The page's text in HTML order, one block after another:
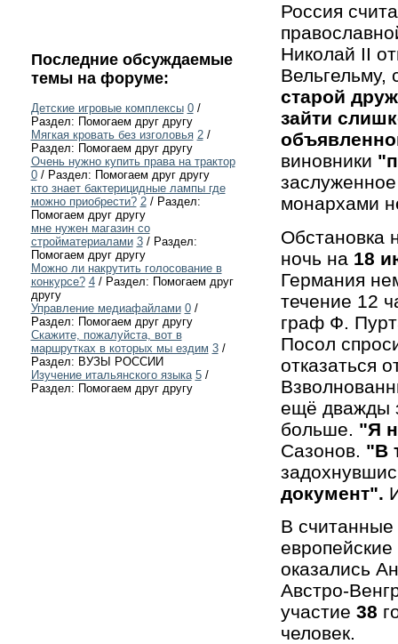
Последние обсуждаемые
темы на форуме:
Детские игровые комплексы 0/
Раздел: Помогаем друг другу
Мягкая кровать без изголовья 2/
Раздел: Помогаем друг другу
Очень нужно купить права на трактор
0/ Раздел: Помогаем друг другу
кто знает бактерицидные лампы где
можно приобрести? 2/ Раздел:
Помогаем друг другу
мне нужен магазин со
стройматериалами 3/ Раздел:
Помогаем друг другу
Можно ли накрутить голосование в
конкурсе? 4/ Раздел: Помогаем друг
другу
Управление медиафайлами 0/
Раздел: Помогаем друг другу
Скажите, пожалуйста, вот в
маршрутках в которых мы ездим 3/
Раздел: ВУЗЫ РОССИИ
Изучение итальянского языка 5/
Раздел: Помогаем друг другу
Россия
Николай II
Вельгельму,
старой
зайти
виновники
монархами
Обстановка
ночь на 18
Германия
течение 12
граф Ф.
Посол
отказаться
ещё дважды
больше. "Я
Сазонов. "В
документ".
В считанные
оказались
Австро-
участие 38
человек.